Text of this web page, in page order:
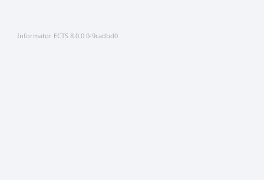
Informator ECTS 8.0.0.0-9cadbd0